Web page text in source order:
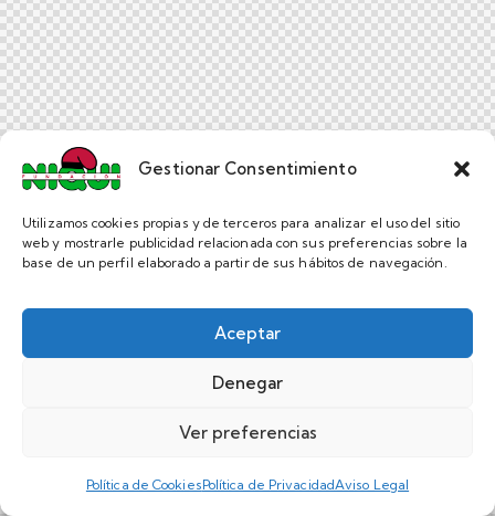
Gestionar Consentimiento
Utilizamos cookies propias y de terceros para analizar el uso del sitio
web y mostrarle publicidad relacionada con sus preferencias sobre la
base de un perfil elaborado a partir de sus hábitos de navegación.
Aceptar
Denegar
Ver preferencias
Política de CookiesPolítica de PrivacidadAviso Legal